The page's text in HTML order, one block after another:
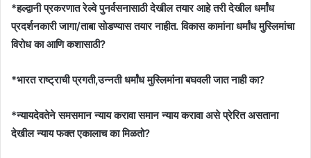
*हल्द्वानी प्रकरणात रेल्वे पुनर्वसनासाठी देखील तयार आहे तरी देखील धर्मांध
प्रदर्शनकारी जागा/ताबा सोडण्यास तयार नाहीत. विकास कामांना धर्मांध मुस्लिमांचा
विरोध का आणि कशासाठी?
*भारत राष्ट्राची प्रगती,उन्नती धर्मांध मुस्लिमांना बघवली जात नाही का?
*न्यायदेवतेने समसमान न्याय करावा समान न्याय करावा असे प्रेरित असताना
देखील न्याय फक्त एकालाच का मिळतो?